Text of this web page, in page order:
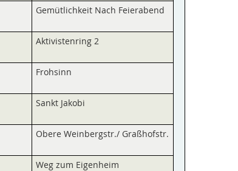
Gemütlichkeit Nach Feierabend
Aktivistenring 2
Frohsinn
Sankt Jakobi
Obere Weinbergstr./ Graßhofstr.
Weg zum Eigenheim